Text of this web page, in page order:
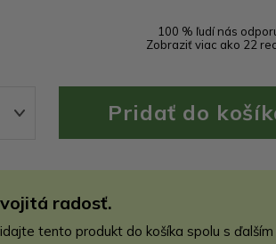
100 % ľudí nás
Zobraziť viac ako 22
radosť.
tento produkt do košíka spolu s ďalším